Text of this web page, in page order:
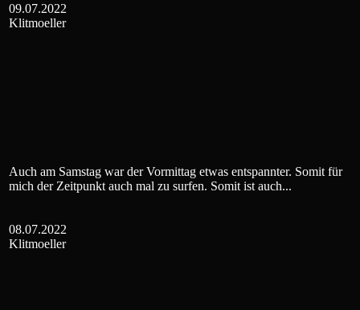
09.07.2022
Klitmoeller
Auch am Samstag war der Vormittag etwas entspannter. Somit für
mich der Zeitpunkt auch mal zu surfen. Somit ist auch...
08.07.2022
Klitmoeller